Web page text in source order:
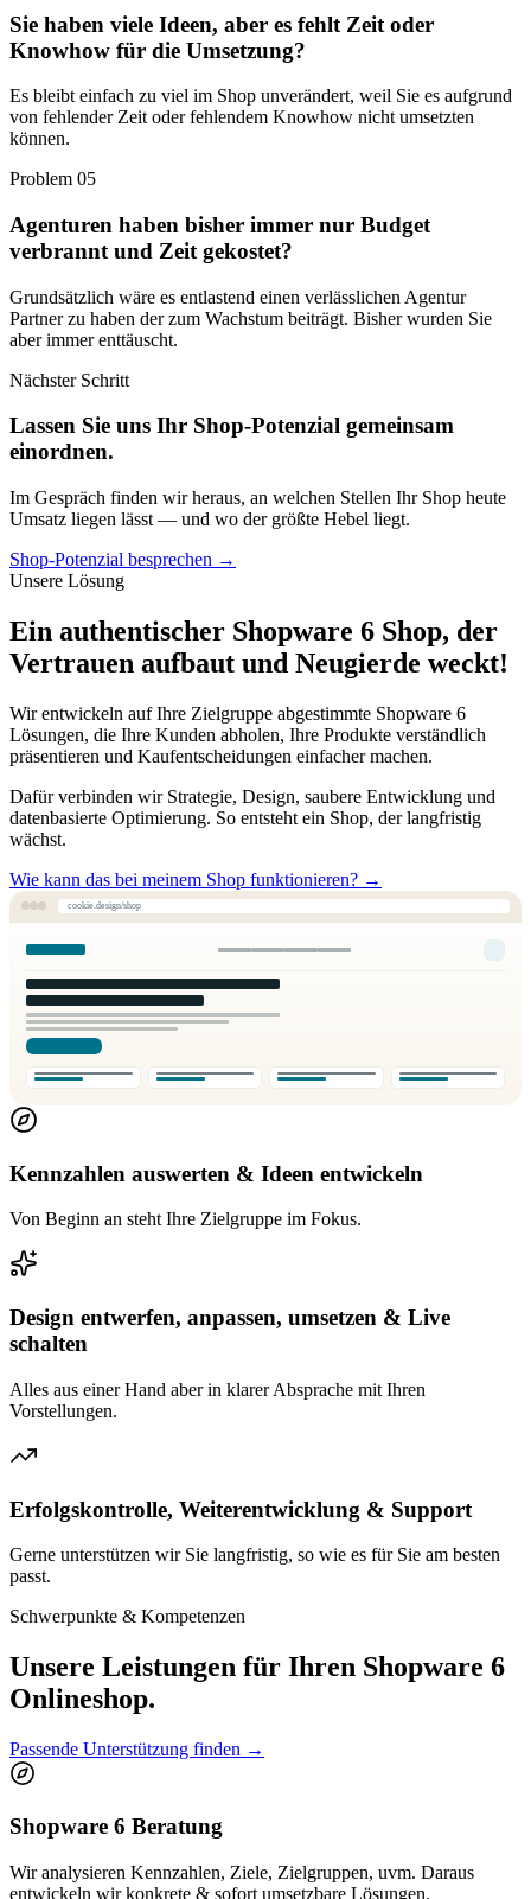
Sie haben viele Ideen, aber es fehlt Zeit oder
Knowhow für die Umsetzung?
Es bleibt einfach zu viel im Shop unverändert, weil Sie es aufgrund
von fehlender Zeit oder fehlendem Knowhow nicht umsetzten
können.
Problem 05
Agenturen haben bisher immer nur Budget
verbrannt und Zeit gekostet?
Grundsätzlich wäre es entlastend einen verlässlichen Agentur
Partner zu haben der zum Wachstum beiträgt. Bisher wurden Sie
aber immer enttäuscht.
Nächster Schritt
Lassen Sie uns Ihr Shop-Potenzial gemeinsam
einordnen.
Im Gespräch finden wir heraus, an welchen Stellen Ihr Shop heute
Umsatz liegen lässt — und wo der größte Hebel liegt.
Shop-Potenzial besprechen →
Unsere Lösung
Ein authentischer Shopware 6 Shop, der
Vertrauen aufbaut und Neugierde weckt!
Wir entwickeln auf Ihre Zielgruppe abgestimmte Shopware 6
Lösungen, die Ihre Kunden abholen, Ihre Produkte verständlich
präsentieren und Kaufentscheidungen einfacher machen.
Dafür verbinden wir Strategie, Design, saubere Entwicklung und
datenbasierte Optimierung. So entsteht ein Shop, der langfristig
wächst.
Wie kann das bei meinem Shop funktionieren? →
cookie.design/shop
Kennzahlen auswerten & Ideen entwickeln
Von Beginn an steht Ihre Zielgruppe im Fokus.
Design entwerfen, anpassen, umsetzen & Live
schalten
Alles aus einer Hand aber in klarer Absprache mit Ihren
Vorstellungen.
Erfolgskontrolle, Weiterentwicklung & Support
Gerne unterstützen wir Sie langfristig, so wie es für Sie am besten
passt.
Schwerpunkte & Kompetenzen
Unsere Leistungen für Ihren Shopware 6
Onlineshop.
Passende Unterstützung finden →
Shopware 6 Beratung
Wir analysieren Kennzahlen, Ziele, Zielgruppen, uvm. Daraus
entwickeln wir konkrete & sofort umsetzbare Lösungen.